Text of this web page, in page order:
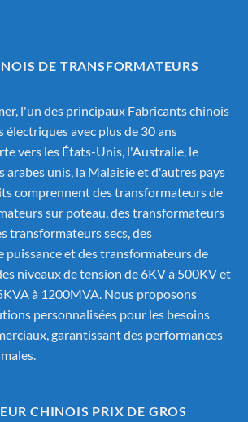
DE TRANSFORMATEURS
l'un des principaux Fabricants chinois
électriquesavec plus de 30 ans
vers les États-Unis, l'Australie, le
arabes unis, la Malaisie et d'autres pays
comprennent des transformateurs de
sur poteau, des transformateurs
transformateurs secs, des
et des transformateurs de
niveaux de tension de 6KV à 500KV et
à 1200MVA. Nous proposons
personnalisées pour les besoins
garantissant des performances
CHINOIS PRIX DE GROS